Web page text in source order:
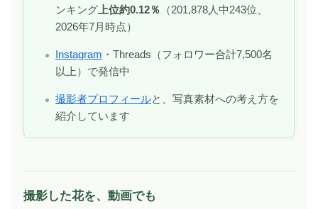
ンキング 上位約0.12％ （201,878人中243位、
2026年7月時点）
Instagram ・Threads（フォロワー合計7,500名
以上）で発信中
撮影者プロフィールと、写真素材への考え方を
紹介しています
撮影した花を、動画でも